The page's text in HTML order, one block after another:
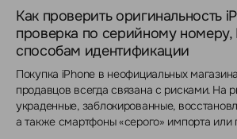
Как проверить оригинальность
проверка по серийному номеру,
способам идентификации
Покупка iPhone в неофициальных
продавцов всегда связана с рисками. На
украденные, заблокированные,
а также смартфоны «серого» импорта или